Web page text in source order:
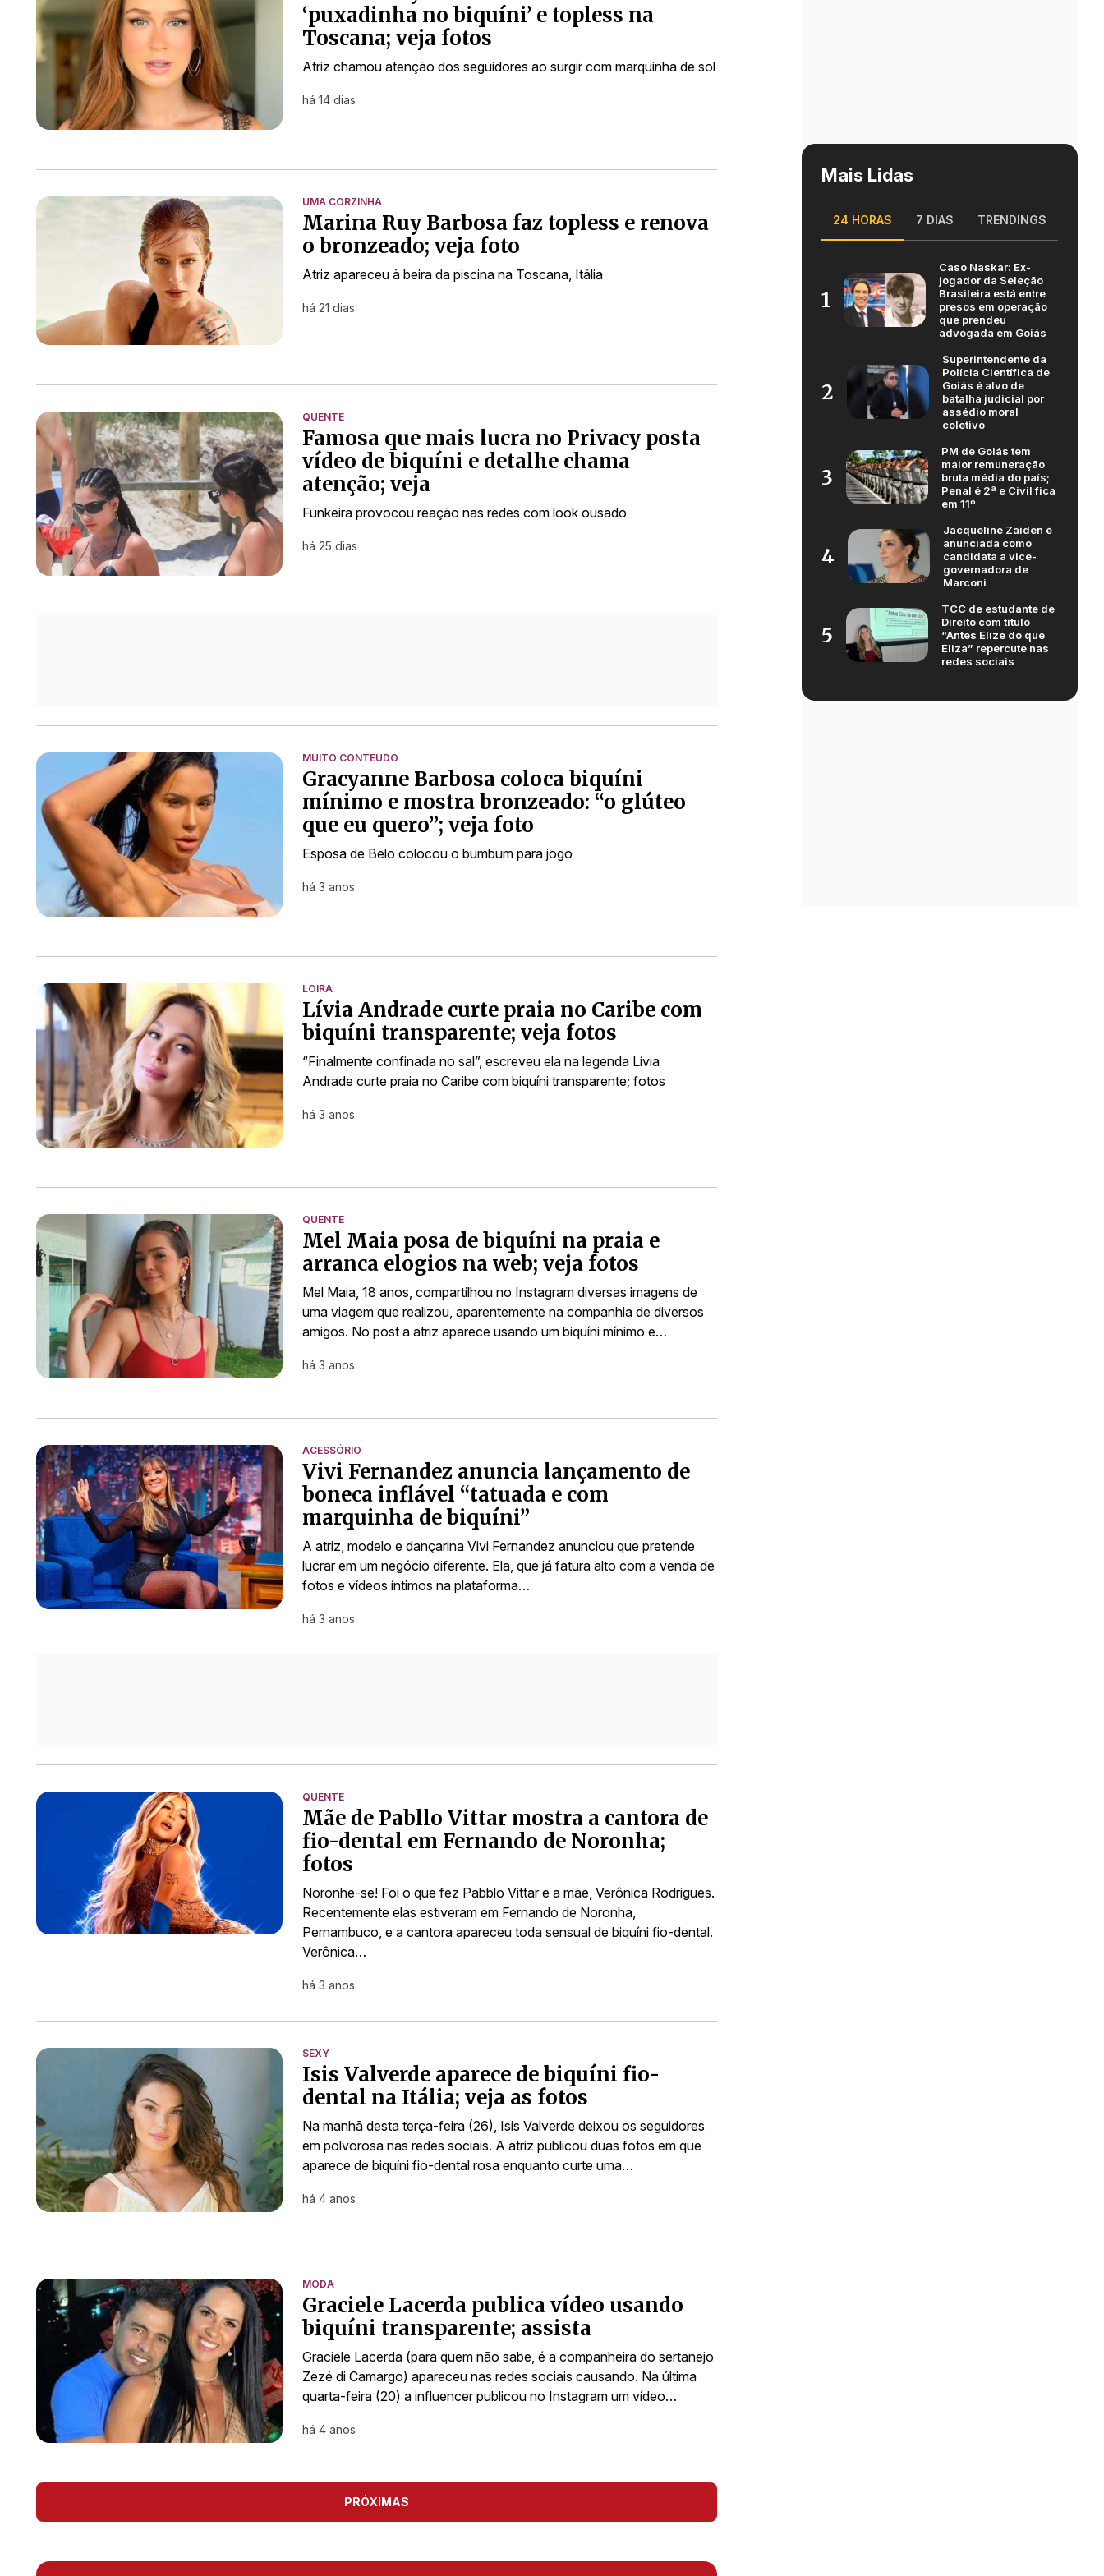
‘puxadinha no biquíni’ e topless na
Toscana; veja fotos
Atriz chamou atenção dos seguidores ao surgir com marquinha de sol
há 14 dias
UMA CORZINHA
Marina Ruy Barbosa faz topless e renova
o bronzeado; veja foto
Atriz apareceu à beira da piscina na Toscana, Itália
há 21 dias
QUENTE
Famosa que mais lucra no Privacy posta
vídeo de biquíni e detalhe chama
atenção; veja
Funkeira provocou reação nas redes com look ousado
há 25 dias
MUITO CONTEÚDO
Gracyanne Barbosa coloca biquíni
mínimo e mostra bronzeado: “o glúteo
que eu quero”; veja foto
Esposa de Belo colocou o bumbum para jogo
há 3 anos
LOIRA
Lívia Andrade curte praia no Caribe com
biquíni transparente; veja fotos
“Finalmente confinada no sal”, escreveu ela na legenda Lívia
Andrade curte praia no Caribe com biquíni transparente; fotos
há 3 anos
QUENTE
Mel Maia posa de biquíni na praia e
arranca elogios na web; veja fotos
Mel Maia, 18 anos, compartilhou no Instagram diversas imagens de
uma viagem que realizou, aparentemente na companhia de diversos
amigos. No post a atriz aparece usando um biquíni mínimo e…
há 3 anos
ACESSÓRIO
Vivi Fernandez anuncia lançamento de
boneca inflável “tatuada e com
marquinha de biquíni”
A atriz, modelo e dançarina Vivi Fernandez anunciou que pretende
lucrar em um negócio diferente. Ela, que já fatura alto com a venda de
fotos e vídeos íntimos na plataforma…
há 3 anos
QUENTE
Mãe de Pabllo Vittar mostra a cantora de
fio-dental em Fernando de Noronha;
fotos
Noronhe-se! Foi o que fez Pabblo Vittar e a mãe, Verônica Rodrigues.
Recentemente elas estiveram em Fernando de Noronha,
Pernambuco, e a cantora apareceu toda sensual de biquíni fio-dental.
Verônica…
há 3 anos
SEXY
Isis Valverde aparece de biquíni fio-
dental na Itália; veja as fotos
Na manhã desta terça-feira (26), Isis Valverde deixou os seguidores
em polvorosa nas redes sociais. A atriz publicou duas fotos em que
aparece de biquíni fio-dental rosa enquanto curte uma…
há 4 anos
MODA
Graciele Lacerda publica vídeo usando
biquíni transparente; assista
Graciele Lacerda (para quem não sabe, é a companheira do sertanejo
Zezé di Camargo) apareceu nas redes sociais causando. Na última
quarta-feira (20) a influencer publicou no Instagram um vídeo…
há 4 anos
PRÓXIMAS
Mais Lidas
24 HORAS 7 DIAS TRENDINGS
1
Caso Naskar: Ex-
jogador da Seleção
Brasileira está entre
presos em operação
que prendeu
advogada em Goiás
2
Superintendente da
Polícia Científica de
Goiás é alvo de
batalha judicial por
assédio moral
coletivo
3
PM de Goiás tem
maior remuneração
bruta média do país;
Penal é 2ª e Civil fica
em 11º
4
Jacqueline Zaiden é
anunciada como
candidata a vice-
governadora de
Marconi
5
TCC de estudante de
Direito com título
“Antes Elize do que
Eliza” repercute nas
redes sociais